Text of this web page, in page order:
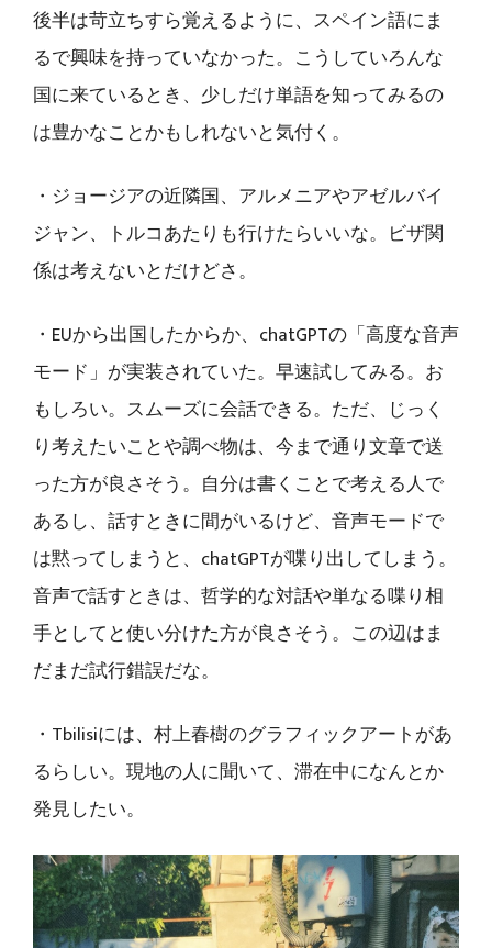
後半は苛立ちすら覚えるように、スペイン語にま
るで興味を持っていなかった。こうしていろんな
国に来ているとき、少しだけ単語を知ってみるの
は豊かなことかもしれないと気付く。
・ジョージアの近隣国、アルメニアやアゼルバイ
ジャン、トルコあたりも行けたらいいな。ビザ関
係は考えないとだけどさ。
・EUから出国したからか、chatGPTの「高度な音声
モード」が実装されていた。早速試してみる。お
もしろい。スムーズに会話できる。ただ、じっく
り考えたいことや調べ物は、今まで通り文章で送
った方が良さそう。自分は書くことで考える人で
あるし、話すときに間がいるけど、音声モードで
は黙ってしまうと、chatGPTが喋り出してしまう。
音声で話すときは、哲学的な対話や単なる喋り相
手としてと使い分けた方が良さそう。この辺はま
だまだ試行錯誤だな。
・Tbilisiには、村上春樹のグラフィックアートがあ
るらしい。現地の人に聞いて、滞在中になんとか
発見したい。